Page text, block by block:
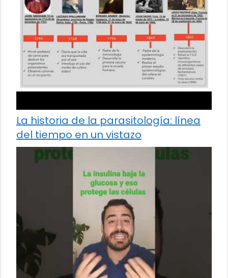
La historia de la parasitología: línea
del tiempo en un vistazo